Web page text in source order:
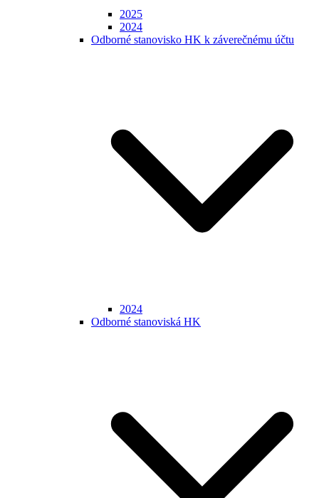
2025
2024
Odborné stanovisko HK k záverečnému účtu
2024
Odborné stanoviská HK